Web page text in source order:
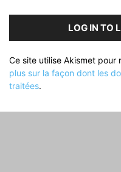
LOG IN TO
Ce site utilise Akismet pour
plus sur la façon dont les
traitées.